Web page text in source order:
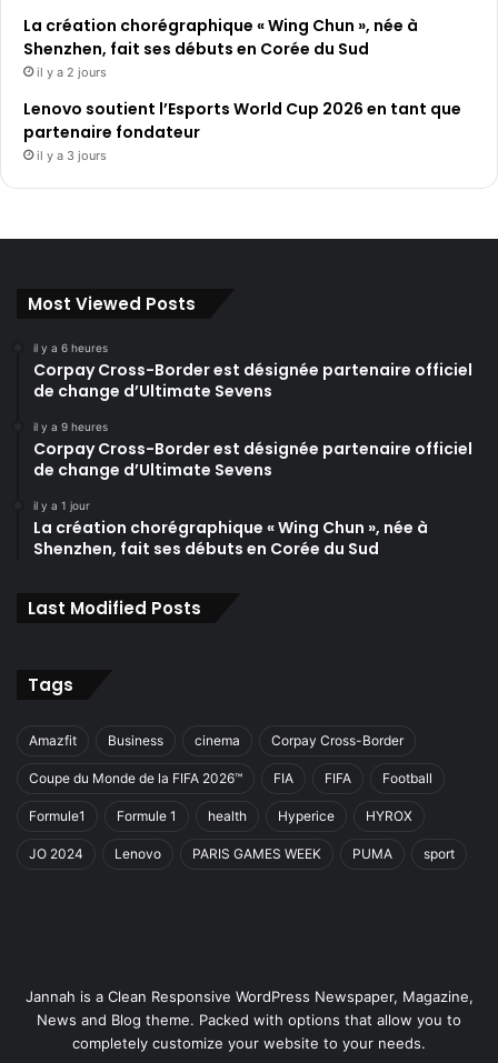
La création chorégraphique « Wing Chun », née à
Shenzhen, fait ses débuts en Corée du Sud
il y a 2 jours
Lenovo soutient l’Esports World Cup 2026 en tant que
partenaire fondateur
il y a 3 jours
Most Viewed Posts
il y a 6 heures
Corpay Cross-Border est désignée partenaire officiel
de change d’Ultimate Sevens
il y a 9 heures
Corpay Cross-Border est désignée partenaire officiel
de change d’Ultimate Sevens
il y a 1 jour
La création chorégraphique « Wing Chun », née à
Shenzhen, fait ses débuts en Corée du Sud
Last Modified Posts
Tags
Amazfit Business cinema Corpay Cross-Border
Coupe du Monde de la FIFA 2026™ FIA FIFA Football
Formule1 Formule 1 health Hyperice HYROX
JO 2024 Lenovo PARIS GAMES WEEK PUMA sport
Jannah is a Clean Responsive WordPress Newspaper, Magazine,
News and Blog theme. Packed with options that allow you to
completely customize your website to your needs.